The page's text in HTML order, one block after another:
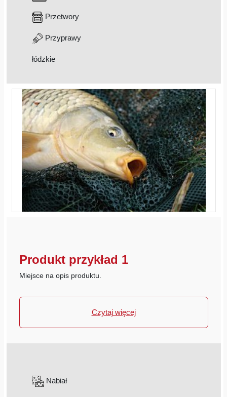
Przetwory
Przyprawy
łódzkie
Produkt przykład 1
Miejsce na opis produktu.
Czytaj więcej
Nabiał